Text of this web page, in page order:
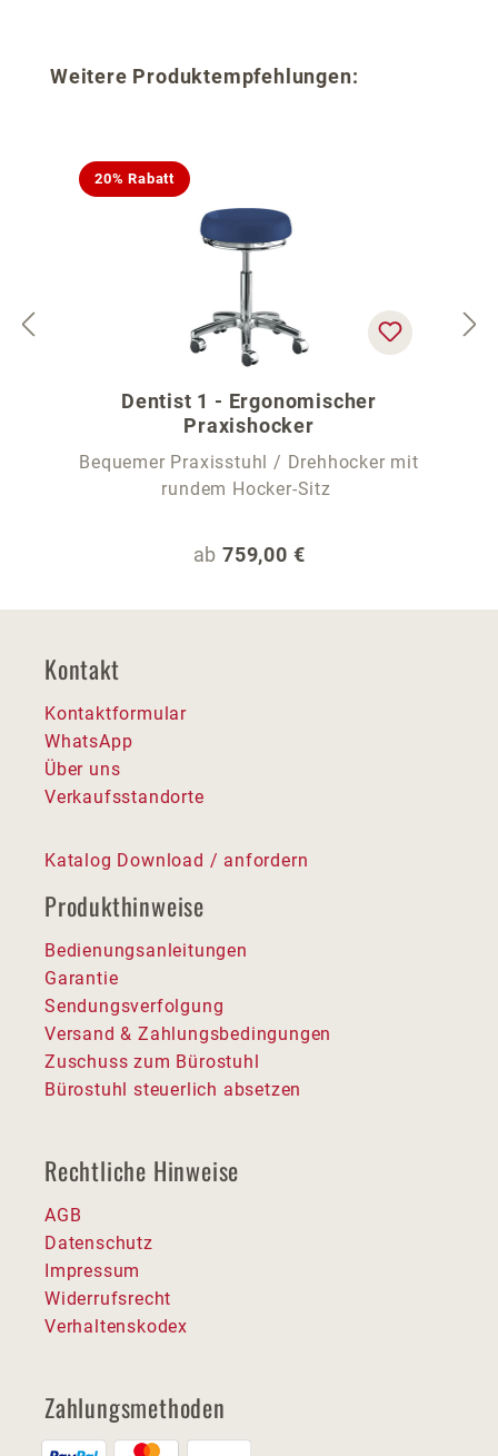
Produktgalerie überspringen
Weitere Produktempfehlungen:
20% Rabatt
Dentist 1 - Ergonomischer
Praxishocker
Bequemer Praxisstuhl / Drehhocker mit
rundem Hocker-Sitz
Regulärer Preis:
ab 759,00 €
Kontakt
Kontaktformular
WhatsApp
Über uns
Verkaufsstandorte
Katalog Download / anfordern
Produkthinweise
Bedienungsanleitungen
Garantie
Sendungsverfolgung
Versand & Zahlungsbedingungen
Zuschuss zum Bürostuhl
Bürostuhl steuerlich absetzen
Rechtliche Hinweise
AGB
Datenschutz
Impressum
Widerrufsrecht
Verhaltenskodex
Zahlungsmethoden